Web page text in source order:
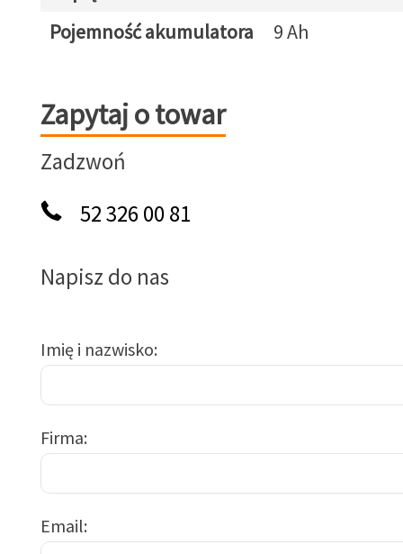
Pojemność akumulatora
9 Ah
Zapytaj o towar
Zapytaj o towar
Zadzwoń
52 326 00 81
Napisz do nas
Imię i nazwisko
Firma
Email